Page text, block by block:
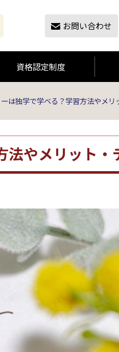
お問い合わせ
資格認定制度
は独学で学べる？学習方法やメリ
やメリット・